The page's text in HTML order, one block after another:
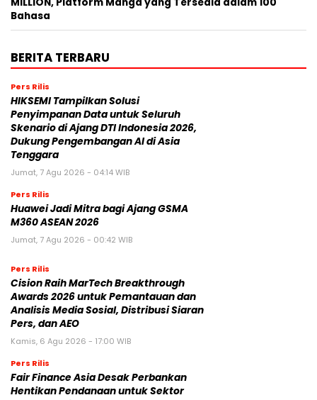
Bahasa
BERITA TERBARU
Pers Rilis
HIKSEMI Tampilkan Solusi
Penyimpanan Data untuk Seluruh
Skenario di Ajang DTI Indonesia 2026,
Dukung Pengembangan AI di Asia
Tenggara
Jumat, 7 Agu 2026 - 04:14 WIB
Pers Rilis
Huawei Jadi Mitra bagi Ajang GSMA
M360 ASEAN 2026
Jumat, 7 Agu 2026 - 00:42 WIB
Pers Rilis
Cision Raih MarTech Breakthrough
Awards 2026 untuk Pemantauan dan
Analisis Media Sosial, Distribusi Siaran
Pers, dan AEO
Kamis, 6 Agu 2026 - 17:00 WIB
Pers Rilis
Fair Finance Asia Desak Perbankan
Hentikan Pendanaan untuk Sektor